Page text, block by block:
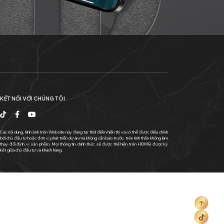
KẾT NỐI VỚI CHÚNG TÔI
Các nội dung, hình ảnh trên Website này đúng tại thời điểm hiển thị và có thể được điều chỉnh
bởi chủ đầu tư hoặc đơn vị phát triển dự án mà không cần báo trước, trên tinh thần không làm
thay đổi định vị sản phẩm. Mọi thông tin chính thức sẽ được thể hiện trên HĐMB được ký
kết giữa chủ đầu tư và khách hàng.